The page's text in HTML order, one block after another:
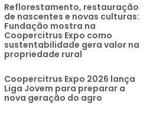
Reflorestamento, restauração
de nascentes e novas culturas:
Fundação mostra na
Coopercitrus Expo como
sustentabilidade gera valor na
propriedade rural
Coopercitrus Expo 2026 lança
Liga Jovem para preparar a
nova geração do agro